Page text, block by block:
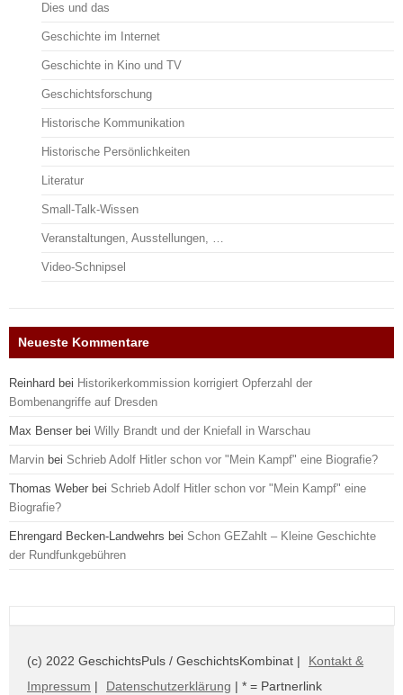
Dies und das
Geschichte im Internet
Geschichte in Kino und TV
Geschichtsforschung
Historische Kommunikation
Historische Persönlichkeiten
Literatur
Small-Talk-Wissen
Veranstaltungen, Ausstellungen, …
Video-Schnipsel
Neueste Kommentare
Reinhard bei Historikerkommission korrigiert Opferzahl der
Bombenangriffe auf Dresden
Max Benser bei Willy Brandt und der Kniefall in Warschau
Marvin bei Schrieb Adolf Hitler schon vor "Mein Kampf" eine Biografie?
Thomas Weber bei Schrieb Adolf Hitler schon vor "Mein Kampf" eine
Biografie?
Ehrengard Becken-Landwehrs bei Schon GEZahlt – Kleine Geschichte
der Rundfunkgebühren
(c) 2022 GeschichtsPuls / GeschichtsKombinat |
Kontakt &
Impressum | Datenschutzerklärung | * = Partnerlink